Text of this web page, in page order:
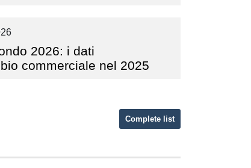
2026: i dati
commerciale nel 2025
Complete list